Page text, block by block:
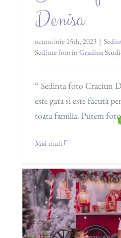
Denisa
octombrie 15th, 2023 |
Sedinte foto in Gradina
“ Sedinta foto Craciun
este gata si este făcută
toata familia. Putem
Mai mult